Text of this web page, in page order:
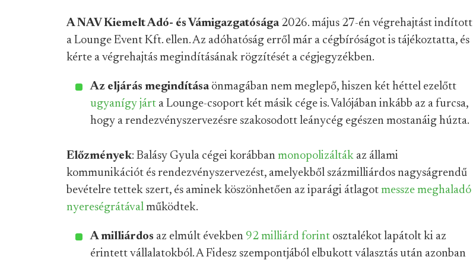
A NAV Kiemelt Adó- és Vámigazgatósága2026. május 27-én végrehajtást indított
a Lounge Event Kft. ellen. Az adóhatóság erről már a cégbíróságot is tájékoztatta, és
kérte a végrehajtás megindításának rögzítését a cégjegyzékben.
Az eljárás megindításaönmagában nem meglepő, hiszen két héttel ezelőtt
ugyanígy járt a Lounge-csoport két másik cége is. Valójában inkább az a furcsa,
hogy a rendezvényszervezésre szakosodott leánycég egészen mostanáig húzta.
Előzmények: Balásy Gyula cégei korábban monopolizálták az állami
kommunikációt és rendezvényszervezést, amelyekből százmilliárdos nagyságrendű
bevételre tettek szert, és aminek köszönhetően az iparági átlagot messze meghaladó
nyereségrátával működtek.
A milliárdos az elmúlt években 92 milliárd forint osztalékot lapátolt ki az
érintett vállalatokból. A Fidesz szempontjából elbukott választás után azonban